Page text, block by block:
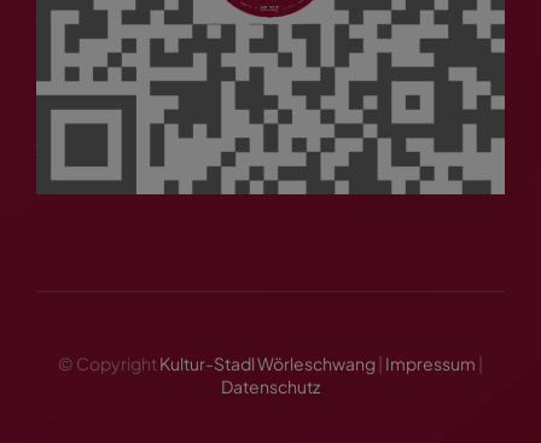
© Copyright Kultur-Stadl Wörleschwang | Impressum |
Datenschutz